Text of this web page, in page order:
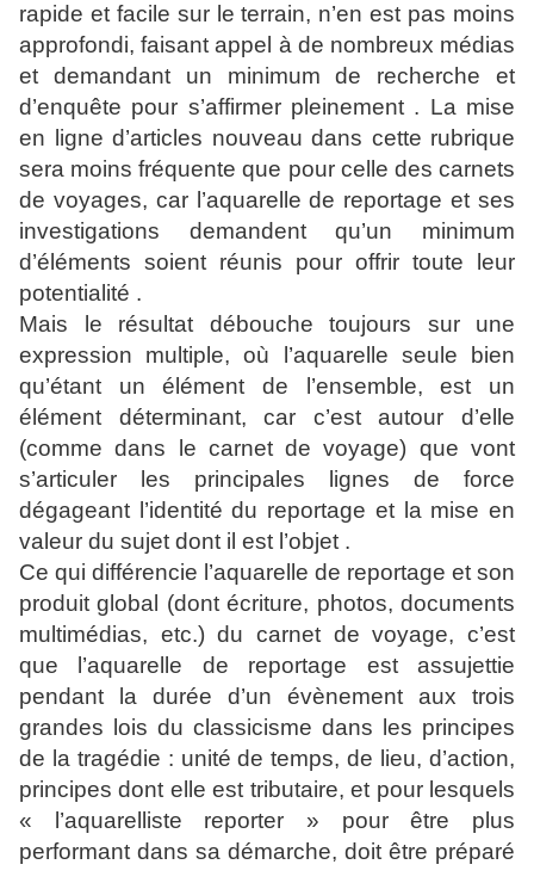
rapide et facile sur le terrain, n’en est pas moins
approfondi, faisant appel à de nombreux médias
et demandant un minimum de recherche et
d’enquête pour s’affirmer pleinement . La mise
en ligne d’articles nouveau dans cette rubrique
sera moins fréquente que pour celle des carnets
de voyages, car l’aquarelle de reportage et ses
investigations demandent qu’un minimum
d’éléments soient réunis pour offrir toute leur
potentialité .
Mais le résultat débouche toujours sur une
expression multiple, où l’aquarelle seule bien
qu’étant un élément de l’ensemble, est un
élément déterminant, car c’est autour d’elle
(comme dans le carnet de voyage) que vont
s’articuler les principales lignes de force
dégageant l’identité du reportage et la mise en
valeur du sujet dont il est l’objet .
Ce qui différencie l’aquarelle de reportage et son
produit global (dont écriture, photos, documents
multimédias, etc.) du carnet de voyage, c’est
que l’aquarelle de reportage est assujettie
pendant la durée d’un évènement aux trois
grandes lois du classicisme dans les principes
de la tragédie : unité de temps, de lieu, d’action,
principes dont elle est tributaire, et pour lesquels
« l’aquarelliste reporter » pour être plus
performant dans sa démarche, doit être préparé